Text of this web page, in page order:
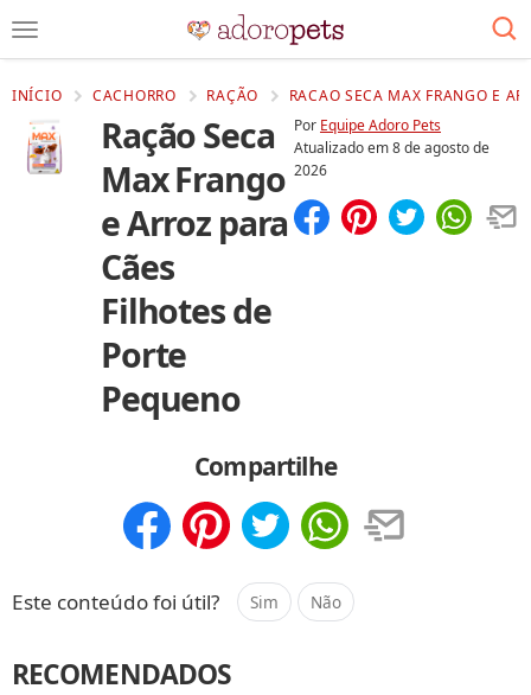
INÍCIO CACHORRO RAÇÃO RACAO SECA MAX FRANGO E
Ração Seca
Max Frango
e Arroz para
Cães
Filhotes de
Porte
Pequeno
Por Equipe Adoro Pets
Atualizado em8 de agosto de
2026
Compartilhe
Este conteúdo foi útil? Sim Não
RECOMENDADOS